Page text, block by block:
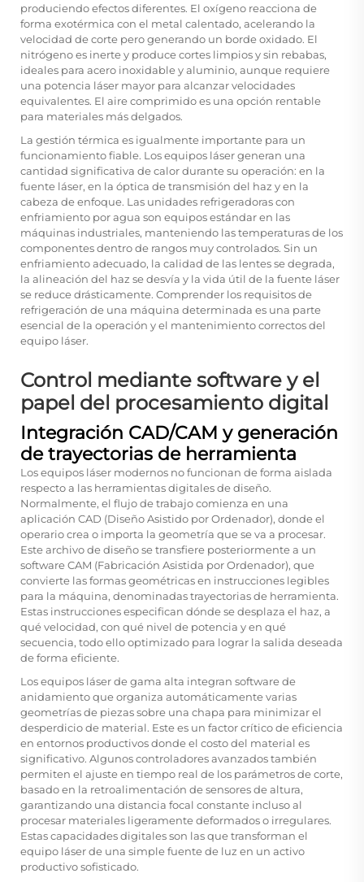
produciendo efectos diferentes. El oxígeno reacciona de
forma exotérmica con el metal calentado, acelerando la
velocidad de corte pero generando un borde oxidado. El
nitrógeno es inerte y produce cortes limpios y sin rebabas,
ideales para acero inoxidable y aluminio, aunque requiere
una potencia láser mayor para alcanzar velocidades
equivalentes. El aire comprimido es una opción rentable
para materiales más delgados.
La gestión térmica es igualmente importante para un
funcionamiento fiable. Los equipos láser generan una
cantidad significativa de calor durante su operación: en la
fuente láser, en la óptica de transmisión del haz y en la
cabeza de enfoque. Las unidades refrigeradoras con
enfriamiento por agua son equipos estándar en las
máquinas industriales, manteniendo las temperaturas de los
componentes dentro de rangos muy controlados. Sin un
enfriamiento adecuado, la calidad de las lentes se degrada,
la alineación del haz se desvía y la vida útil de la fuente láser
se reduce drásticamente. Comprender los requisitos de
refrigeración de una máquina determinada es una parte
esencial de la operación y el mantenimiento correctos del
equipo láser.
Control mediante software y el
papel del procesamiento digital
Integración CAD/CAM y generación
de trayectorias de herramienta
Los equipos láser modernos no funcionan de forma aislada
respecto a las herramientas digitales de diseño.
Normalmente, el flujo de trabajo comienza en una
aplicación CAD (Diseño Asistido por Ordenador), donde el
operario crea o importa la geometría que se va a procesar.
Este archivo de diseño se transfiere posteriormente a un
software CAM (Fabricación Asistida por Ordenador), que
convierte las formas geométricas en instrucciones legibles
para la máquina, denominadas trayectorias de herramienta.
Estas instrucciones especifican dónde se desplaza el haz, a
qué velocidad, con qué nivel de potencia y en qué
secuencia, todo ello optimizado para lograr la salida deseada
de forma eficiente.
Los equipos láser de gama alta integran software de
anidamiento que organiza automáticamente varias
geometrías de piezas sobre una chapa para minimizar el
desperdicio de material. Este es un factor crítico de eficiencia
en entornos productivos donde el costo del material es
significativo. Algunos controladores avanzados también
permiten el ajuste en tiempo real de los parámetros de corte,
basado en la retroalimentación de sensores de altura,
garantizando una distancia focal constante incluso al
procesar materiales ligeramente deformados o irregulares.
Estas capacidades digitales son las que transforman el
equipo láser de una simple fuente de luz en un activo
productivo sofisticado.